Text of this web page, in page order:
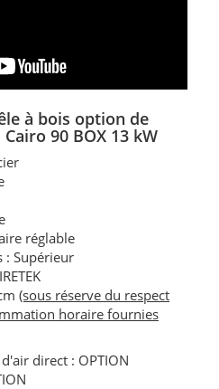
à bois option de
90 BOX 13 kW
réglable
: Supérieur
(sous réserve du respect
horaire fournies
direct : OPTION